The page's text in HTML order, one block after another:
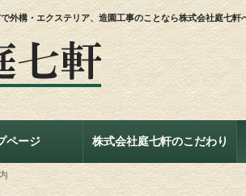
外構・エクステリア、造園工事のことなら株式会社庭七軒
ページ 株式会社庭七軒のこだわり